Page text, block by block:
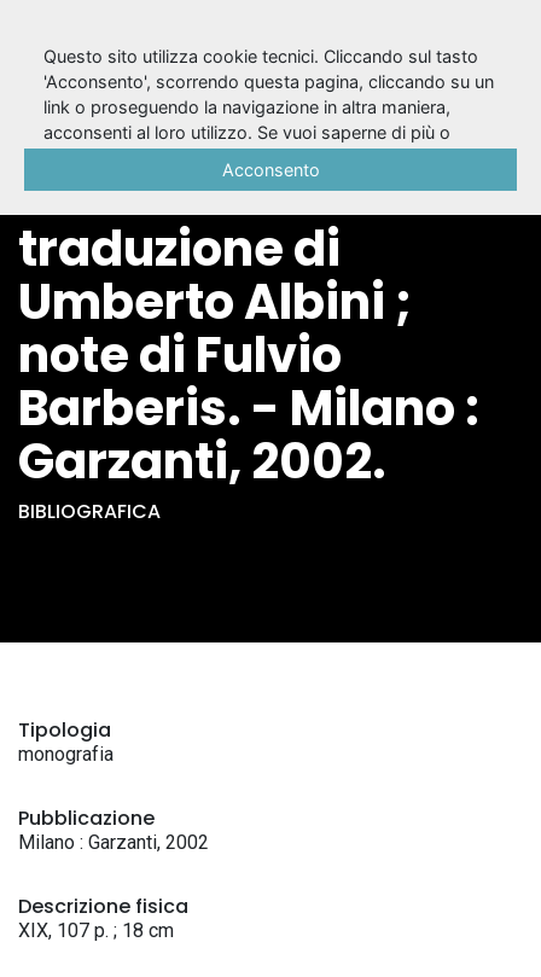
Pace / Aristofane ;
introduzione e
traduzione di
Umberto Albini ;
note di Fulvio
Barberis. - Milano :
Garzanti, 2002.
BIBLIOGRAFICA
Tipologia
monografia
Pubblicazione
Milano : Garzanti, 2002
Descrizione fisica
XIX, 107 p. ; 18 cm
Questo sito utilizza cookie tecnici. Cliccando sul tasto
'Acconsento', scorrendo questa pagina, cliccando su un
link o proseguendo la navigazione in altra maniera,
acconsenti al loro utilizzo. Se vuoi saperne di più o
Acconsento